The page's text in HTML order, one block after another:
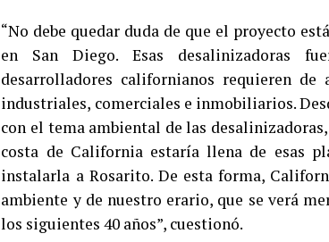
“No debe quedar duda de que el proyecto
en San Diego. Esas desalinizadoras
desarrolladores californianos requieren
industriales, comerciales e inmobiliarios.
con el tema ambiental de las
costa de California estaría llena de esas
instalarla a Rosarito. De esta forma,
ambiente y de nuestro erario, que se verá
los siguientes 40 años”, cuestionó.